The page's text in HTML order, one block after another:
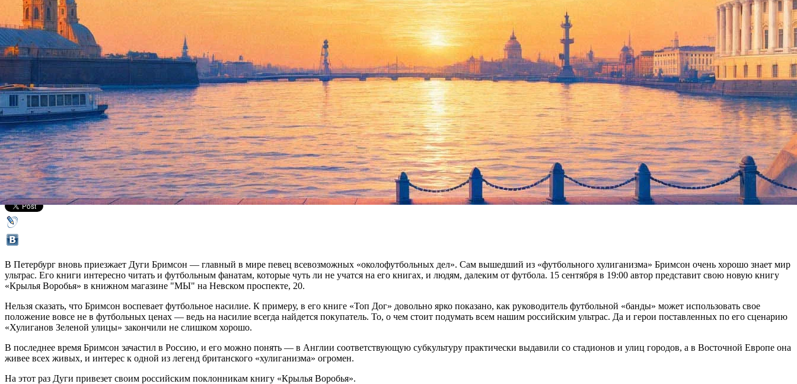
Дуги Бримсон привез в Петербург "Крылья воробья"
15 сентября 2013, воскресенье,19.00
Версия для печати
Все книги
В Петербург вновь приезжает Дуги Бримсон — главный в мире певец всевозможных «околофутбольных дел». Сам вышедший из «футбольного хулиганизма» Бримсон очень хорошо знает мир
ультрас. Его книги интересно читать и футбольным фанатам, которые чуть ли не учатся на его книгах, и людям, далеким от футбола. 15 сентября в 19:00 автор представит свою новую книгу
«Крылья Воробья» в книжном магазине "МЫ" на Невском проспекте, 20.
Нельзя сказать, что Бримсон воспевает футбольное насилие. К примеру, в его книге «Топ Дог» довольно ярко показано, как руководитель футбольной «банды» может использовать свое
положение вовсе не в футбольных ценах — ведь на насилие всегда найдется покупатель. То, о чем стоит подумать всем нашим российским ультрас. Да и герои поставленных по его сценарию
«Хулиганов Зеленой улицы» закончили не слишком хорошо.
В последнее время Бримсон зачастил в Россию, и его можно понять — в Англии соответствующую субкультуру практически выдавили со стадионов и улиц городов, а в Восточной Европе она
живее всех живых, и интерес к одной из легенд британского «хулиганизма» огромен.
На этот раз Дуги привезет своим российским поклонникам книгу «Крылья Воробья».